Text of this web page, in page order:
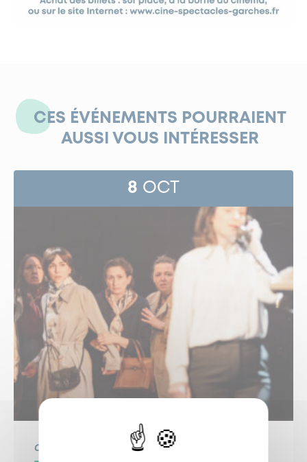
CES ÉVÉNEMENTS POURRAIENT
AUSSI VOUS INTÉRESSER
8 OCT
Centre Culturel Culture